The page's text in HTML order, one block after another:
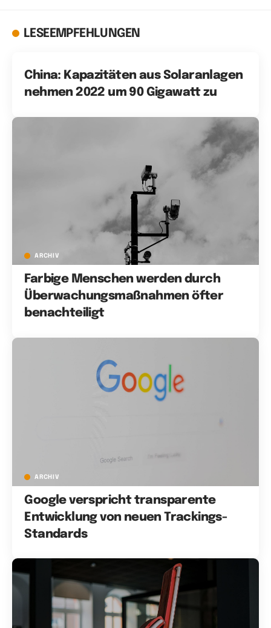
LESEEMPFEHLUNGEN
China: Kapazitäten aus Solaranlagen
nehmen 2022 um 90 Gigawatt zu
ARCHIV
Farbige Menschen werden durch
Überwachungsmaßnahmen öfter
benachteiligt
ARCHIV
Google verspricht transparente
Entwicklung von neuen Trackings-
Standards